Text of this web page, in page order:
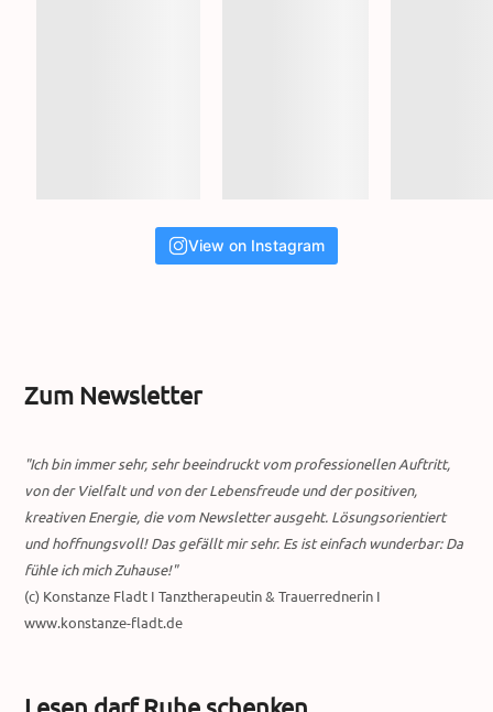
View on Instagram
Zum Newsletter
"Ich bin immer sehr, sehr beeindruckt vom professionellen Auftritt,
von der Vielfalt und von der Lebensfreude und der positiven,
kreativen Energie, die vom Newsletter ausgeht. Lösungsorientiert
und hoffnungsvoll! Das gefällt mir sehr. Es ist einfach wunderbar: Da
fühle ich mich Zuhause!"
(c) Konstanze Fladt I Tanztherapeutin & Trauerrednerin I
www.konstanze-fladt.de